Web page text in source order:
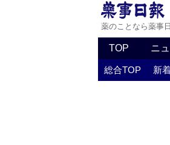
薬のことなら薬事
TOP ニ
総合TOP 新